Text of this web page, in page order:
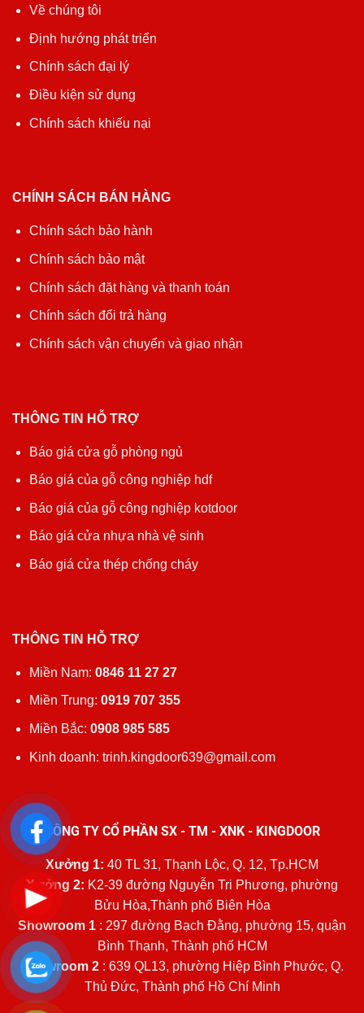
Về chúng tôi
Định hướng phát triển
Chính sách đại lý
Điều kiện sử dụng
Chính sách khiếu nại
CHÍNH SÁCH BÁN HÀNG
Chính sách bảo hành
Chính sách bảo mật
Chính sách đặt hàng và thanh toán
Chính sách đổi trả hàng
Chính sách vận chuyển và giao nhận
THÔNG TIN HỖ TRỢ
Báo giá cửa gỗ phòng ngủ
Báo giá của gỗ công nghiệp hdf
Báo giá của gỗ công nghiệp kotdoor
Báo giá cửa nhựa nhà vệ sinh
Báo giá cửa thép chống cháy
THÔNG TIN HỖ TRỢ
Miền Nam: 0846 11 27 27
Miền Trung: 0919 707 355
Miền Bắc: 0908 985 585
Kinh doanh: trinh.kingdoor639@gmail.com
CÔNG TY CỔ PHẦN SX - TM - XNK - KINGDOOR
Xưởng 1: 40 TL 31, Thạnh Lộc, Q. 12, Tp.HCM
Xưởng 2: K2-39 đường Nguyễn Tri Phương, phường
Bửu Hòa,Thành phố Biên Hòa
Showroom 1 : 297 đường Bạch Đằng, phường 15, quận
Bình Thạnh, Thành phố HCM
Showroom 2: 639 QL13, phường Hiệp Bình Phước, Q.
Thủ Đức, Thành phố Hồ Chí Minh